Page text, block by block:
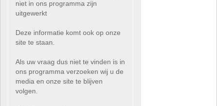
niet in ons programma zijn
uitgewerkt
Deze informatie komt ook op onze
site te staan.
Als uw vraag dus niet te vinden is in
ons programma verzoeken wij u de
media en onze site te blijven
volgen.